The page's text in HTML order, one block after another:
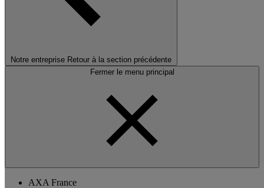
Notre entreprise Retour à la section précédente
Fermer le menu principal
AXA France